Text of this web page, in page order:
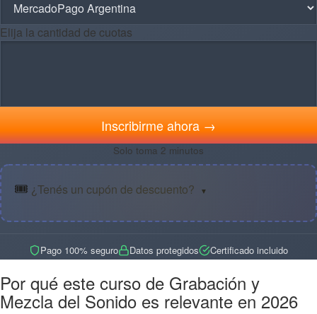
Elija la cantidad de cuotas
Inscribirme ahora →
Solo toma 2 minutos
🎟️ ¿Tenés un cupón de descuento? ▼
Pago 100% seguro Datos protegidos Certificado incluido
Por qué este curso de Grabación y
Mezcla del Sonido es relevante en 2026